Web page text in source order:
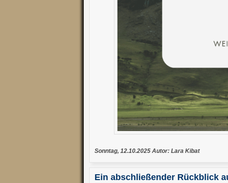
Sonntag, 12.10.2025 Autor: Lara Kibat
Ein abschließender Rückblick